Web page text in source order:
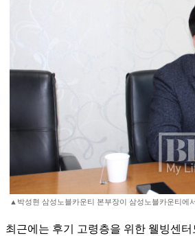
▲박성현 삼성노블카운티 본부장이 삼성노블카운티에
최근에는 후기 고령층을 위한 웰빙센